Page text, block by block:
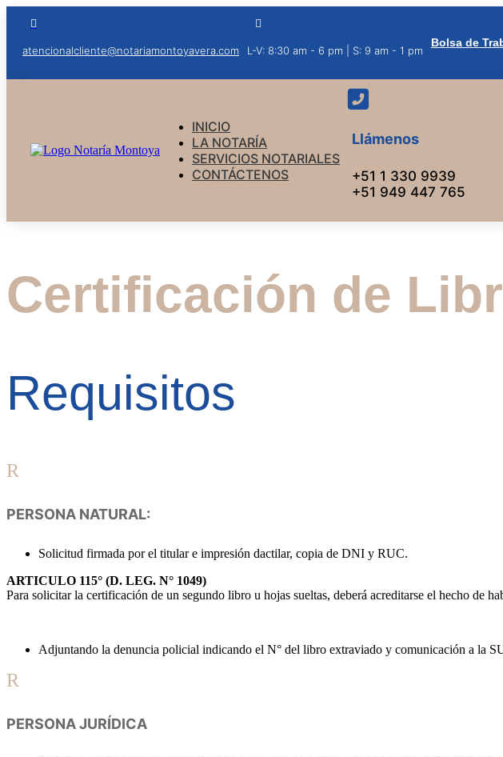

atencionalcliente@notariamontoyavera.com

L-V: 8:30 am - 6 pm | S: 9 am - 1 pm
Bolsa de
INICIO
LA NOTARÍA
SERVICIOS NOTARIALES
CONTÁCTENOS

Llámenos
+51 1 330 9939
+51 949 447 765
Certificación de
Requisitos
R
PERSONA NATURAL:
Solicitud firmada por el titular e impresión dactilar, copia de DNI y RUC.
ARTICULO 115° (D. LEG. N° 1049)
Para solicitar la certificación de un segundo libro u hojas sueltas, deberá acreditarse el hecho de
Adjuntando la denuncia policial indicando el N° del libro extraviado y comunicación a la
R
PERSONA JURÍDICA